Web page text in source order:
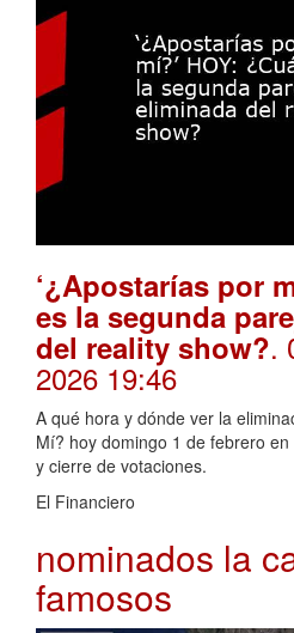
‘¿Apostarías por
es la segunda
del reality show?.
2026 19:46
A qué hora y dónde ver la
Mí? hoy domingo 1 de febrero
y cierre de votaciones.
El Financiero
nominados la
famosos